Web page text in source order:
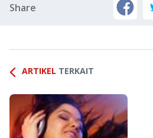
Share
ARTIKEL TERKAIT